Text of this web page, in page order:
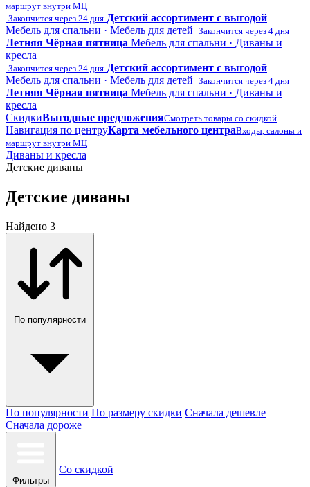
маршрут внутри МЦ
Закончится через 24 дня Детский ассортимент с выгодой
Мебель для спальни · Мебель для детей Закончится через 4 дня
Летняя Чёрная пятница Мебель для спальни · Диваны и
кресла
Закончится через 24 дня Детский ассортимент с выгодой
Мебель для спальни · Мебель для детей Закончится через 4 дня
Летняя Чёрная пятница Мебель для спальни · Диваны и
кресла
СкидкиВыгодные предложенияСмотреть товары со скидкой
Навигация по центруКарта мебельного центраВходы, салоны и
маршрут внутри МЦ
Диваны и кресла
Детские диваны
Детские диваны
Найдено 3
По популярности
По популярности По размеру скидки Сначала дешевле
Сначала дороже
Фильтры
Со скидкой